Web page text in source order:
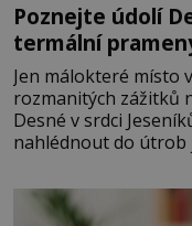
Poznejte údolí
termální
Jen málokteré místo
rozmanitých zážitků
Desné v srdci
nahlédnout do útrob
se na koloběžce a
Velkých Losinách